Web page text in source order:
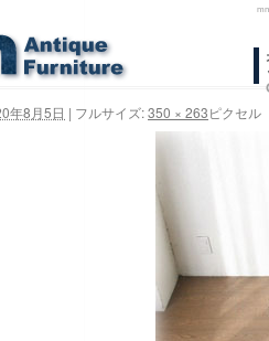
テ
ス
年8月5日 | フルサイズ:350 × 263ピクセル